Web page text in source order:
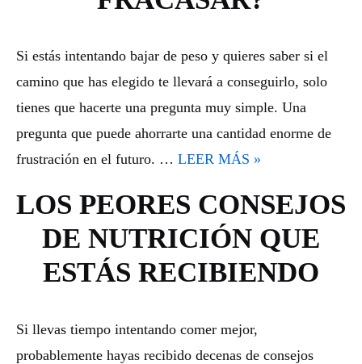
Si estás intentando bajar de peso y quieres saber si el
camino que has elegido te llevará a conseguirlo, solo
tienes que hacerte una pregunta muy simple. Una
pregunta que puede ahorrarte una cantidad enorme de
frustración en el futuro. … LEER MÁS »
LOS PEORES CONSEJOS
DE NUTRICIÓN QUE
ESTÁS RECIBIENDO
Si llevas tiempo intentando comer mejor,
probablemente hayas recibido decenas de consejos